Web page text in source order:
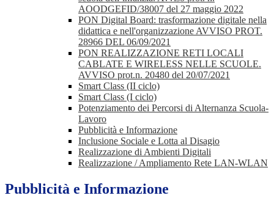
AOODGEFID/38007 del 27 maggio 2022
PON Digital Board: trasformazione digitale nella
didattica e nell'organizzazione AVVISO PROT.
28966 DEL 06/09/2021
PON REALIZZAZIONE RETI LOCALI
CABLATE E WIRELESS NELLE SCUOLE.
AVVISO prot.n. 20480 del 20/07/2021
Smart Class (II ciclo)
Smart Class (I ciclo)
Potenziamento dei Percorsi di Alternanza Scuola-
Lavoro
Pubblicità e Informazione
Inclusione Sociale e Lotta al Disagio
Realizzazione di Ambienti Digitali
Realizzazione / Ampliamento Rete LAN-WLAN
Pubblicità e Informazione